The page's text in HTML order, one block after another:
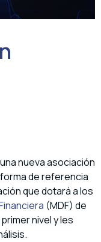
nueva asociación
de referencia
que dotará a los
(MDF) de
nivel y les